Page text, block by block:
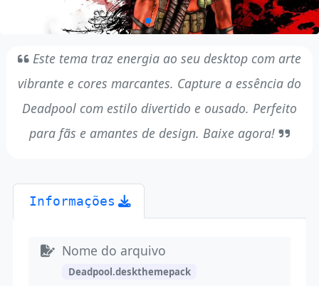
Este tema traz energia ao seu desktop com arte
vibrante e cores marcantes. Capture a essência do
Deadpool com estilo divertido e ousado. Perfeito
para fãs e amantes de design. Baixe agora!
Informações
Nome do arquivo
Deadpool.deskthemepack